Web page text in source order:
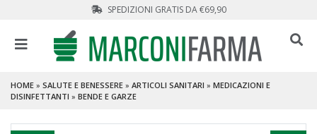
SPEDIZIONI GRATIS DA €69,90
HOME » SALUTE E BENESSERE » ARTICOLI SANITARI » MEDICAZIONI E
DISINFETTANTI » BENDE E GARZE